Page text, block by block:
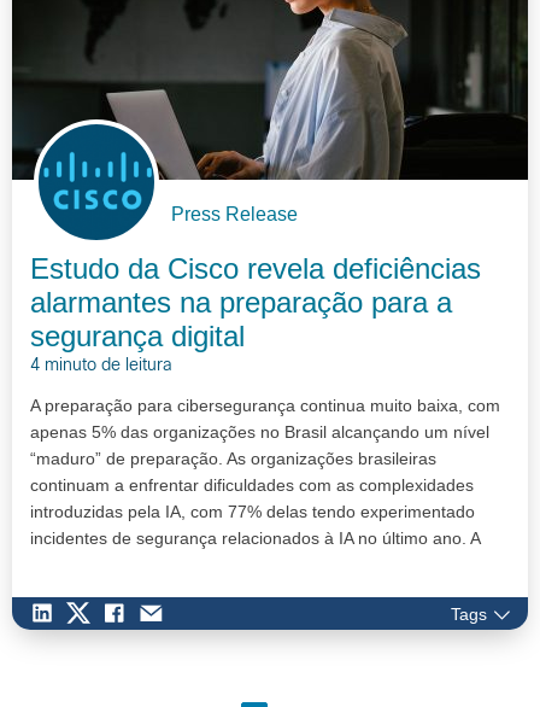
Press Release
Estudo da Cisco revela deficiências
alarmantes na preparação para a
segurança digital
4 minuto de leitura
A preparação para cibersegurança continua muito baixa, com
apenas 5% das organizações no Brasil alcançando um nível
“maduro” de preparação. As organizações brasileiras
continuam a enfrentar dificuldades com as complexidades
introduzidas pela IA, com 77% delas tendo experimentado
incidentes de segurança relacionados à IA no último ano. A
Tags